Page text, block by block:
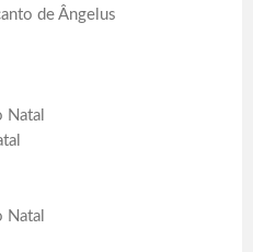
de Ângelus
Natal
Natal